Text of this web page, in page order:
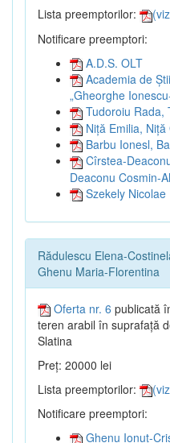
Lista preemptorilor:
Notificare preemptori:
A.D.S. OLT
Academia de
„Gheorghe
Tudoroiu Rada,
Niță Emilia,
Barbu Ionesl,
Cîrstea-
Deaconu Cosmin-
Szekely Nicolae
Rădulescu Elena-
Ghenu Maria-Florentina
Oferta nr. 6 publicată
teren arabil în suprafață
Slatina
Preț: 20000 lei
Lista preemptorilor:
Notificare preemptori:
Ghenu Ionuț-